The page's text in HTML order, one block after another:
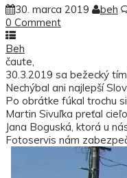
30. marca 2019
beh
0 Comment
Beh
čaute,
30.3.2019 sa bežecký
Nechýbal ani najlepší
Po obrátke fúkal trochu
Martin Sivuľka preťal
Jana Boguská, ktorá u
Fotoservis nám